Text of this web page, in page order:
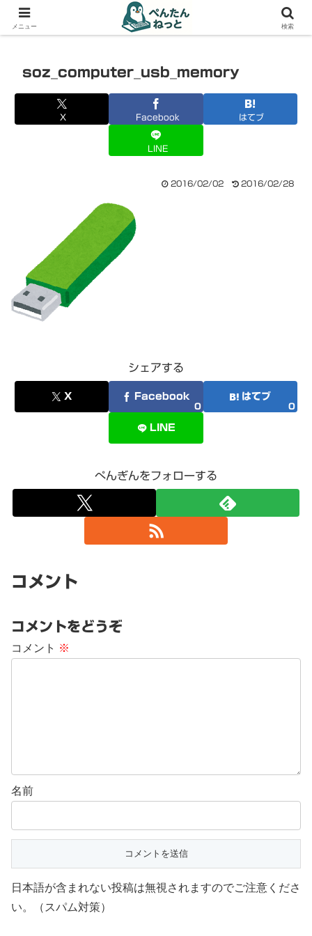
PCやガジェットの備忘録
soz_computer_usb_memory
X Facebook はてブ
LINE
2016/02/02 2016/02/28
シェアする
X Facebook
0
はてブ
0
LINE
ぺんぎんをフォローする
コメント
コメントをどうぞ
コメント ※
名前
日本語が含まれない投稿は無視されますのでご注意くださ
い。（スパム対策）
メニュー 検索